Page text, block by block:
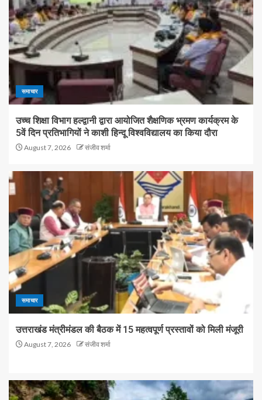
समाचार
उच्च शिक्षा विभाग हल्द्वानी द्वारा आयोजित शैक्षणिक भ्रमण कार्यक्रम के
5वें दिन प्रतिभागियों ने काशी हिन्दू विश्वविद्यालय का किया दौरा
August 7, 2026 संजीव शर्मा
समाचार
उत्तराखंड मंत्रीमंडल की बैठक में 15 महत्वपूर्ण प्रस्तावों को मिली मंजूरी
August 7, 2026 संजीव शर्मा